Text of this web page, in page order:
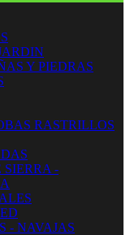
Y PIEDRAS
RASTRILLOS
SIERRA -
- NAVAJAS